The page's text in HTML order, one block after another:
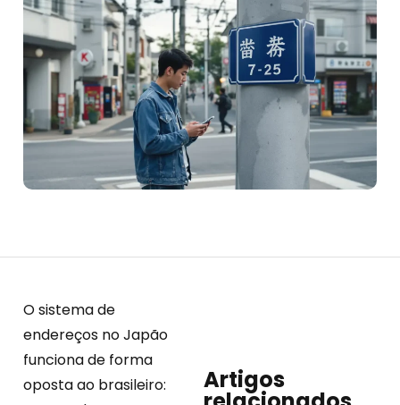
O sistema de
endereços no Japão
funciona de forma
oposta ao brasileiro:
Artigos